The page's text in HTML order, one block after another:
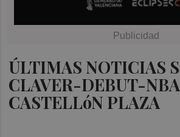
ÚLTIMAS NOTICIAS
CLAVER-DEBUT-
CASTELLóN PLAZA